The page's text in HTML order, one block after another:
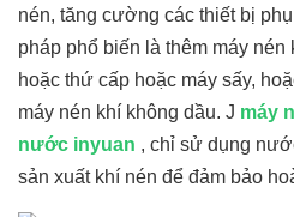
nén, tăng cường các thiết bị
pháp phổ biến là thêm máy
hoặc thứ cấp hoặc máy sấy,
máy nén khí không dầu. J máy
nước inyuan , chỉ sử dụng
sản xuất khí nén để đảm bảo